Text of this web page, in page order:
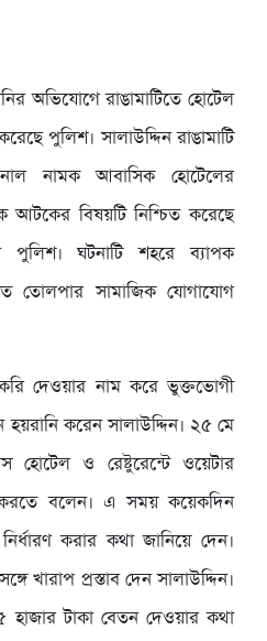
অভিযোগে রাঙামাটিতে হোটেল
পুলিশ। সালাউদ্দিন রাঙামাটি
নামক আবাসিক হোটেলের
আটকের বিষয়টি নিশ্চিত করেছে
পুলিশ। ঘটনাটি শহরে ব্যাপক
তোলপার সামাজিক যোগাযোগ
দেওয়ার নাম করে ভুক্তভোগী
হয়রানি করেন সালাউদ্দিন। ২৫ মে
হোটেল ও রেষ্টুরেন্টে ওয়েটার
করতে বলেন। এ সময় কয়েকদিন
করার কথা জানিয়ে দেন।
খারাপ প্রস্তাব দেন সালাউদ্দিন।
হাজার টাকা বেতন দেওয়ার কথা